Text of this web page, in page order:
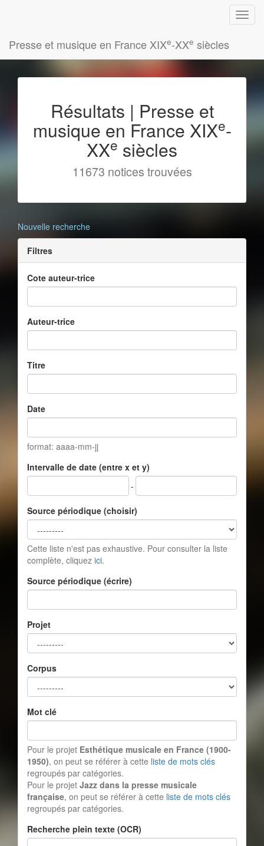
Presse et musique en France XIXe-XXe siècles
Résultats | Presse et
musique en France XIXe-
XXe siècles
11673 notices trouvées
Nouvelle recherche
Filtres
Cote auteur-trice
Auteur-trice
Titre
Date
format: aaaa-mm-jj
Intervalle de date (entre x et y)
-
Source périodique (choisir)
Cette liste n'est pas exhaustive. Pour consulter la liste
complète, cliquez ici.
Source périodique (écrire)
Projet
Corpus
Mot clé
Pour le projet Esthétique musicale en France (1900-
1950), on peut se référer à cette liste de mots clés
regroupés par catégories.
Pour le projet Jazz dans la presse musicale
française, on peut se référer à cette liste de mots clés
regroupés par catégories.
Recherche plein texte (OCR)